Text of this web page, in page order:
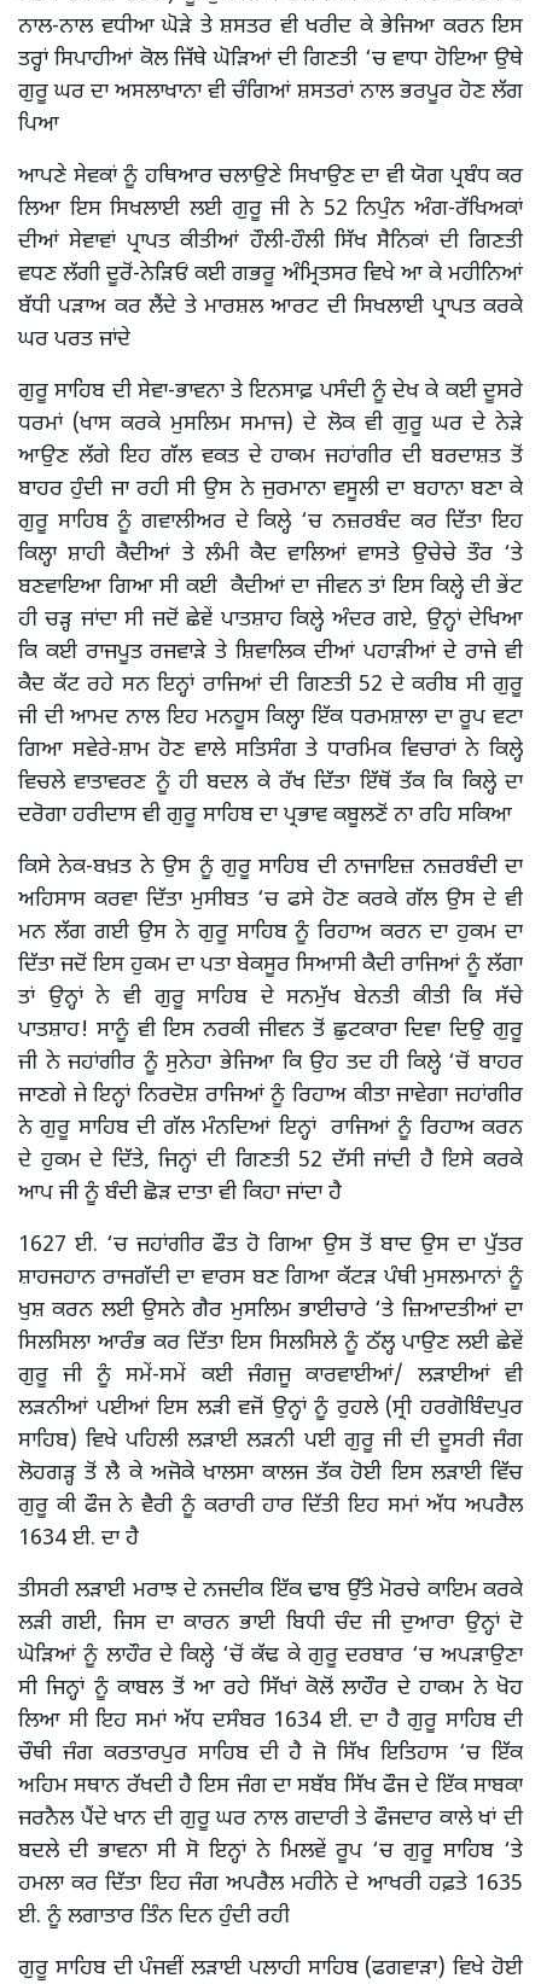
ਨਾਲ-ਨਾਲ ਵਧੀਆ ਘੋੜੇ ਤੇ ਸ਼ਸਤਰ ਵੀ ਖਰੀਦ ਕੇ ਭੇਜਿਆ ਕਰਨ ਇਸ
ਤਰ੍ਹਾਂ ਸਿਪਾਹੀਆਂ ਕੋਲ ਜਿੱਥੇ ਘੋੜਿਆਂ ਦੀ ਗਿਣਤੀ ‘ਚ ਵਾਧਾ ਹੋਇਆ ਉਥੇ
ਗੁਰੂ ਘਰ ਦਾ ਅਸਲਾਖਾਨਾ ਵੀ ਚੰਗਿਆਂ ਸ਼ਸਤਰਾਂ ਨਾਲ ਭਰਪੂਰ ਹੋਣ ਲੱਗ
ਪਿਆ
ਆਪਣੇ ਸੇਵਕਾਂ ਨੂੰ ਹਥਿਆਰ ਚਲਾਉਣੇ ਸਿਖਾਉਣ ਦਾ ਵੀ ਯੋਗ ਪ੍ਰਬੰਧ ਕਰ
ਲਿਆ ਇਸ ਸਿਖਲਾਈ ਲਈ ਗੁਰੂ ਜੀ ਨੇ 52 ਨਿਪੁੰਨ ਅੰਗ-ਰੱਖਿਅਕਾਂ
ਦੀਆਂ ਸੇਵਾਵਾਂ ਪ੍ਰਾਪਤ ਕੀਤੀਆਂ ਹੌਲੀ-ਹੌਲੀ ਸਿੱਖ ਸੈਨਿਕਾਂ ਦੀ ਗਿਣਤੀ
ਵਧਣ ਲੱਗੀ ਦੂਰੋਂ-ਨੇੜਿਓਂ ਕਈ ਗਭਰੂ ਅੰਮ੍ਰਿਤਸਰ ਵਿਖੇ ਆ ਕੇ ਮਹੀਨਿਆਂ
ਬੱਧੀ ਪੜਾਅ ਕਰ ਲੈਂਦੇ ਤੇ ਮਾਰਸ਼ਲ ਆਰਟ ਦੀ ਸਿਖਲਾਈ ਪ੍ਰਾਪਤ ਕਰਕੇ
ਘਰ ਪਰਤ ਜਾਂਦੇ
ਗੁਰੂ ਸਾਹਿਬ ਦੀ ਸੇਵਾ-ਭਾਵਨਾ ਤੇ ਇਨਸਾਫ਼ ਪਸੰਦੀ ਨੂੰ ਦੇਖ ਕੇ ਕਈ ਦੂਸਰੇ
ਧਰਮਾਂ (ਖਾਸ ਕਰਕੇ ਮੁਸਲਿਮ ਸਮਾਜ) ਦੇ ਲੋਕ ਵੀ ਗੁਰੂ ਘਰ ਦੇ ਨੇੜੇ
ਆਉਣ ਲੱਗੇ ਇਹ ਗੱਲ ਵਕਤ ਦੇ ਹਾਕਮ ਜਹਾਂਗੀਰ ਦੀ ਬਰਦਾਸ਼ਤ ਤੋਂ
ਬਾਹਰ ਹੁੰਦੀ ਜਾ ਰਹੀ ਸੀ ਉਸ ਨੇ ਜੁਰਮਾਨਾ ਵਸੂਲੀ ਦਾ ਬਹਾਨਾ ਬਣਾ ਕੇ
ਗੁਰੂ ਸਾਹਿਬ ਨੂੰ ਗਵਾਲੀਅਰ ਦੇ ਕਿਲ੍ਹੇ ‘ਚ ਨਜ਼ਰਬੰਦ ਕਰ ਦਿੱਤਾ ਇਹ
ਕਿਲ੍ਹਾ ਸ਼ਾਹੀ ਕੈਦੀਆਂ ਤੇ ਲੰਮੀ ਕੈਦ ਵਾਲਿਆਂ ਵਾਸਤੇ ਉਚੇਚੇ ਤੌਰ ‘ਤੇ
ਬਣਵਾਇਆ ਗਿਆ ਸੀ ਕਈ ਕੈਦੀਆਂ ਦਾ ਜੀਵਨ ਤਾਂ ਇਸ ਕਿਲ੍ਹੇ ਦੀ ਭੇਂਟ
ਹੀ ਚੜ੍ਹ ਜਾਂਦਾ ਸੀ ਜਦੋਂ ਛੇਵੇਂ ਪਾਤਸ਼ਾਹ ਕਿਲ੍ਹੇ ਅੰਦਰ ਗਏ, ਉਨ੍ਹਾਂ ਦੇਖਿਆ
ਕਿ ਕਈ ਰਾਜਪੂਤ ਰਜਵਾੜੇ ਤੇ ਸ਼ਿਵਾਲਿਕ ਦੀਆਂ ਪਹਾੜੀਆਂ ਦੇ ਰਾਜੇ ਵੀ
ਕੈਦ ਕੱਟ ਰਹੇ ਸਨ ਇਨ੍ਹਾਂ ਰਾਜਿਆਂ ਦੀ ਗਿਣਤੀ 52 ਦੇ ਕਰੀਬ ਸੀ ਗੁਰੂ
ਜੀ ਦੀ ਆਮਦ ਨਾਲ ਇਹ ਮਨਹੂਸ ਕਿਲ੍ਹਾ ਇੱਕ ਧਰਮਸ਼ਾਲਾ ਦਾ ਰੂਪ ਵਟਾ
ਗਿਆ ਸਵੇਰੇ-ਸ਼ਾਮ ਹੋਣ ਵਾਲੇ ਸਤਿਸੰਗ ਤੇ ਧਾਰਮਿਕ ਵਿਚਾਰਾਂ ਨੇ ਕਿਲ੍ਹੇ
ਵਿਚਲੇ ਵਾਤਾਵਰਣ ਨੂੰ ਹੀ ਬਦਲ ਕੇ ਰੱਖ ਦਿੱਤਾ ਇੱਥੋਂ ਤੱਕ ਕਿ ਕਿਲ੍ਹੇ ਦਾ
ਦਰੋਗਾ ਹਰੀਦਾਸ ਵੀ ਗੁਰੂ ਸਾਹਿਬ ਦਾ ਪ੍ਰਭਾਵ ਕਬੂਲਣੋਂ ਨਾ ਰਹਿ ਸਕਿਆ
ਕਿਸੇ ਨੇਕ-ਬਖ਼ਤ ਨੇ ਉਸ ਨੂੰ ਗੁਰੂ ਸਾਹਿਬ ਦੀ ਨਾਜਾਇਜ਼ ਨਜ਼ਰਬੰਦੀ ਦਾ
ਅਹਿਸਾਸ ਕਰਵਾ ਦਿੱਤਾ ਮੁਸੀਬਤ ‘ਚ ਫਸੇ ਹੋਣ ਕਰਕੇ ਗੱਲ ਉਸ ਦੇ ਵੀ
ਮਨ ਲੱਗ ਗਈ ਉਸ ਨੇ ਗੁਰੂ ਸਾਹਿਬ ਨੂੰ ਰਿਹਾਅ ਕਰਨ ਦਾ ਹੁਕਮ ਦਾ
ਦਿੱਤਾ ਜਦੋਂ ਇਸ ਹੁਕਮ ਦਾ ਪਤਾ ਬੇਕਸੂਰ ਸਿਆਸੀ ਕੈਦੀ ਰਾਜਿਆਂ ਨੂੰ ਲੱਗਾ
ਤਾਂ ਉਨ੍ਹਾਂ ਨੇ ਵੀ ਗੁਰੂ ਸਾਹਿਬ ਦੇ ਸਨਮੁੱਖ ਬੇਨਤੀ ਕੀਤੀ ਕਿ ਸੱਚੇ
ਪਾਤਸ਼ਾਹ! ਸਾਨੂੰ ਵੀ ਇਸ ਨਰਕੀ ਜੀਵਨ ਤੋਂ ਛੁਟਕਾਰਾ ਦਿਵਾ ਦਿਉ ਗੁਰੂ
ਜੀ ਨੇ ਜਹਾਂਗੀਰ ਨੂੰ ਸੁਨੇਹਾ ਭੇਜਿਆ ਕਿ ਉਹ ਤਦ ਹੀ ਕਿਲ੍ਹੇ ‘ਚੋਂ ਬਾਹਰ
ਜਾਣਗੇ ਜੇ ਇਨ੍ਹਾਂ ਨਿਰਦੋਸ਼ ਰਾਜਿਆਂ ਨੂੰ ਰਿਹਾਅ ਕੀਤਾ ਜਾਵੇਗਾ ਜਹਾਂਗੀਰ
ਨੇ ਗੁਰੂ ਸਾਹਿਬ ਦੀ ਗੱਲ ਮੰਨਦਿਆਂ ਇਨ੍ਹਾਂ ਰਾਜਿਆਂ ਨੂੰ ਰਿਹਾਅ ਕਰਨ
ਦੇ ਹੁਕਮ ਦੇ ਦਿੱਤੇ, ਜਿਨ੍ਹਾਂ ਦੀ ਗਿਣਤੀ 52 ਦੱਸੀ ਜਾਂਦੀ ਹੈ ਇਸੇ ਕਰਕੇ
ਆਪ ਜੀ ਨੂੰ ਬੰਦੀ ਛੋੜ ਦਾਤਾ ਵੀ ਕਿਹਾ ਜਾਂਦਾ ਹੈ
1627 ਈ. ‘ਚ ਜਹਾਂਗੀਰ ਫੌਤ ਹੋ ਗਿਆ ਉਸ ਤੋਂ ਬਾਦ ਉਸ ਦਾ ਪੁੱਤਰ
ਸ਼ਾਹਜਹਾਨ ਰਾਜਗੱਦੀ ਦਾ ਵਾਰਸ ਬਣ ਗਿਆ ਕੱਟੜ ਪੰਥੀ ਮੁਸਲਮਾਨਾਂ ਨੂੰ
ਖੁਸ਼ ਕਰਨ ਲਈ ਉਸਨੇ ਗੈਰ ਮੁਸਲਿਮ ਭਾਈਚਾਰੇ ‘ਤੇ ਜ਼ਿਆਦਤੀਆਂ ਦਾ
ਸਿਲਸਿਲਾ ਆਰੰਭ ਕਰ ਦਿੱਤਾ ਇਸ ਸਿਲਸਿਲੇ ਨੂੰ ਠੱਲ੍ਹ ਪਾਉਣ ਲਈ ਛੇਵੇਂ
ਗੁਰੂ ਜੀ ਨੂੰ ਸਮੇਂ-ਸਮੇਂ ਕਈ ਜੰਗਜੂ ਕਾਰਵਾਈਆਂ/ ਲੜਾਈਆਂ ਵੀ
ਲੜਨੀਆਂ ਪਈਆਂ ਇਸ ਲੜੀ ਵਜੋਂ ਉਨ੍ਹਾਂ ਨੂੰ ਰੁਹਲੇ (ਸ੍ਰੀ ਹਰਗੋਬਿੰਦਪੁਰ
ਸਾਹਿਬ) ਵਿਖੇ ਪਹਿਲੀ ਲੜਾਈ ਲੜਨੀ ਪਈ ਗੁਰੂ ਜੀ ਦੀ ਦੂਸਰੀ ਜੰਗ
ਲੋਹਗੜ੍ਹ ਤੋਂ ਲੈ ਕੇ ਅਜੋਕੇ ਖਾਲਸਾ ਕਾਲਜ ਤੱਕ ਹੋਈ ਇਸ ਲੜਾਈ ਵਿੱਚ
ਗੁਰੂ ਕੀ ਫੌਜ ਨੇ ਵੈਰੀ ਨੂੰ ਕਰਾਰੀ ਹਾਰ ਦਿੱਤੀ ਇਹ ਸਮਾਂ ਅੱਧ ਅਪਰੈਲ
1634 ਈ. ਦਾ ਹੈ
ਤੀਸਰੀ ਲੜਾਈ ਮਰਾਝ ਦੇ ਨਜਦੀਕ ਇੱਕ ਢਾਬ ਉੱਤੇ ਮੋਰਚੇ ਕਾਇਮ ਕਰਕੇ
ਲੜੀ ਗਈ, ਜਿਸ ਦਾ ਕਾਰਨ ਭਾਈ ਬਿਧੀ ਚੰਦ ਜੀ ਦੁਆਰਾ ਉਨ੍ਹਾਂ ਦੋ
ਘੋੜਿਆਂ ਨੂੰ ਲਾਹੌਰ ਦੇ ਕਿਲ੍ਹੇ ‘ਚੋਂ ਕੱਢ ਕੇ ਗੁਰੂ ਦਰਬਾਰ ‘ਚ ਅਪੜਾਉਣਾ
ਸੀ ਜਿਨ੍ਹਾਂ ਨੂੰ ਕਾਬਲ ਤੋਂ ਆ ਰਹੇ ਸਿੱਖਾਂ ਕੋਲੋਂ ਲਾਹੌਰ ਦੇ ਹਾਕਮ ਨੇ ਖੋਹ
ਲਿਆ ਸੀ ਇਹ ਸਮਾਂ ਅੱਧ ਦਸੰਬਰ 1634 ਈ. ਦਾ ਹੈ ਗੁਰੂ ਸਾਹਿਬ ਦੀ
ਚੌਥੀ ਜੰਗ ਕਰਤਾਰਪੁਰ ਸਾਹਿਬ ਦੀ ਹੈ ਜੋ ਸਿੱਖ ਇਤਿਹਾਸ ‘ਚ ਇੱਕ
ਅਹਿਮ ਸਥਾਨ ਰੱਖਦੀ ਹੈ ਇਸ ਜੰਗ ਦਾ ਸਬੱਬ ਸਿੱਖ ਫੌਜ ਦੇ ਇੱਕ ਸਾਬਕਾ
ਜਰਨੈਲ ਪੈਂਦੇ ਖਾਨ ਦੀ ਗੁਰੂ ਘਰ ਨਾਲ ਗਦਾਰੀ ਤੇ ਫੌਜਦਾਰ ਕਾਲੇ ਖਾਂ ਦੀ
ਬਦਲੇ ਦੀ ਭਾਵਨਾ ਸੀ ਸੋ ਇਨ੍ਹਾਂ ਨੇ ਮਿਲਵੇਂ ਰੂਪ ‘ਚ ਗੁਰੂ ਸਾਹਿਬ ‘ਤੇ
ਹਮਲਾ ਕਰ ਦਿੱਤਾ ਇਹ ਜੰਗ ਅਪਰੈਲ ਮਹੀਨੇ ਦੇ ਆਖਰੀ ਹਫ਼ਤੇ 1635
ਈ. ਨੂੰ ਲਗਾਤਾਰ ਤਿੰਨ ਦਿਨ ਹੁੰਦੀ ਰਹੀ
ਗੁਰੂ ਸਾਹਿਬ ਦੀ ਪੰਜਵੀਂ ਲੜਾਈ ਪਲਾਹੀ ਸਾਹਿਬ (ਫਗਵਾੜਾ) ਵਿਖੇ ਹੋਈ